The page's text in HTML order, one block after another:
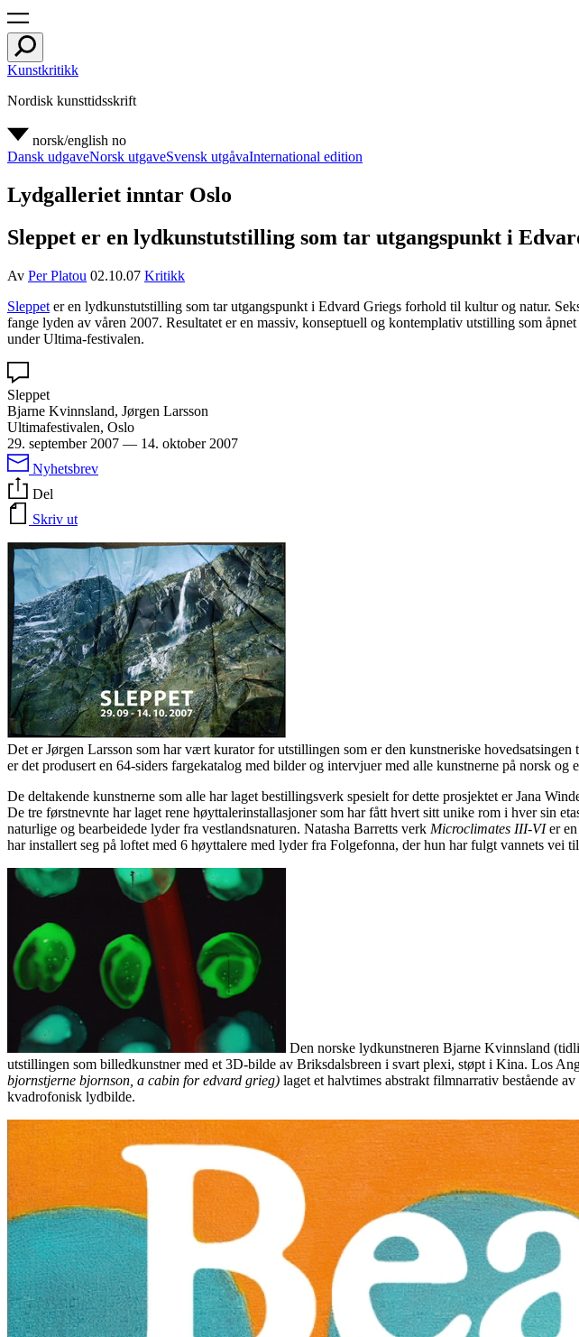
Kunstkritikk
Nordisk kunsttidsskrift
norsk/english no
Dansk udgaveNorsk utgaveSvensk utgåvaInternational edition
Lydgalleriet inntar Oslo
Sleppet er en lydkunstutstilling som tar utgangspunkt i
Av Per Platou 02.10.07 Kritikk
Sleppet er en lydkunstutstilling som tar utgangspunkt i Edvard Griegs forhold til kultur og natur.
fange lyden av våren 2007. Resultatet er en massiv, konseptuell og kontemplativ utstilling som
under Ultima-festivalen.
Sleppet
Bjarne Kvinnsland, Jørgen Larsson
Ultimafestivalen, Oslo
29. september 2007 — 14. oktober 2007
Nyhetsbrev
Del
Skriv ut
Det er Jørgen Larsson som har vært kurator for utstillingen som er den kunstneriske
er det produsert en 64-siders fargekatalog med bilder og intervjuer med alle kunstnerne på norsk og
De deltakende kunstnerne som alle har laget bestillingsverk spesielt for dette prosjektet er Jana
De tre førstnevnte har laget rene høyttalerinstallasjoner som har fått hvert sitt unike rom i hver sin
naturlige og bearbeidede lyder fra vestlandsnaturen. Natasha Barretts verk Microclimates III-VIer en
har installert seg på loftet med 6 høyttalere med lyder fra Folgefonna, der hun har fulgt vannets
Den norske lydkunstneren Bjarne Kvinnsland
utstillingen som billedkunstner med et 3D-bilde av Briksdalsbreen i svart plexi, støpt i Kina. Los
bjornstjerne bjornson, a cabin for edvard grieg) laget et halvtimes abstrakt filmnarrativ bestående
kvadrofonisk lydbilde.